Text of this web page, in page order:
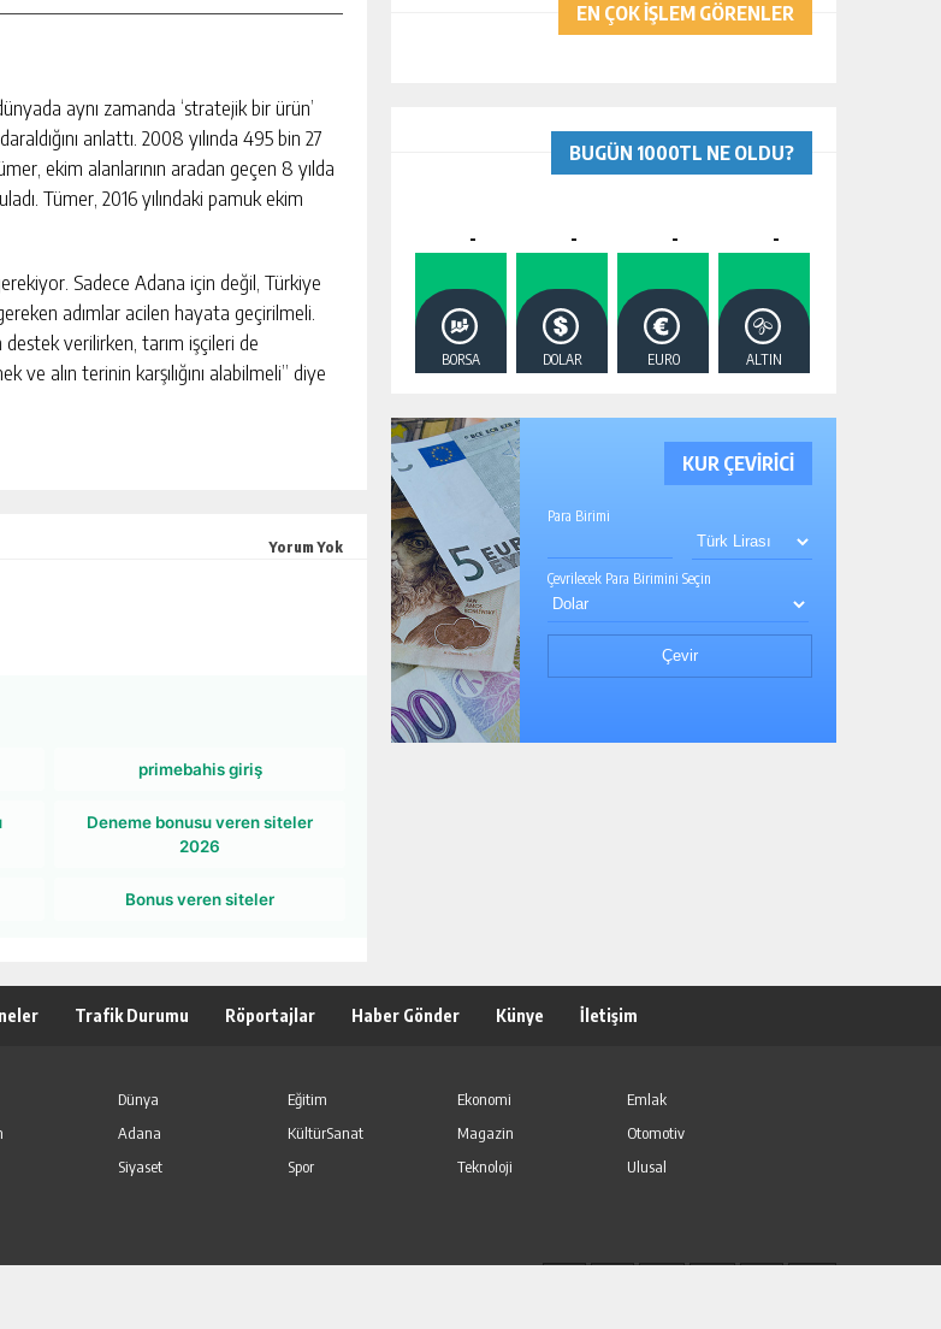
aynı zamanda ‘stratejik bir ürün’
anlattı. 2008 yılında 495 bin 27
ekim alanlarının aradan geçen 8 yılda
Tümer, 2016 yılındaki pamuk ekim
Sadece Adana için değil, Türkiye
adımlar acilen hayata geçirilmeli.
destek verilirken, tarım işçileri de
alın terinin karşılığını alabilmeli” diye
Yorum Yok
primebahis giriş
Deneme bonusu veren siteler
2026
Bonus veren siteler
EN ÇOK İŞLEM GÖRENLER
BUGÜN 1000TL NE OLDU?
-
BORSA
-
DOLAR
-
EURO
-
ALTIN
KUR ÇEVİRİCİ
Para Birimi
Çevrilecek Para Birimini Seçin
Çevir
Trafik Durumu Röportajlar Haber Gönder Künye İletişim
Dünya Eğitim Ekonomi
Emlak
Adana KültürSanat Magazin
Otomotiv
Siyaset Spor Teknoloji
Ulusal